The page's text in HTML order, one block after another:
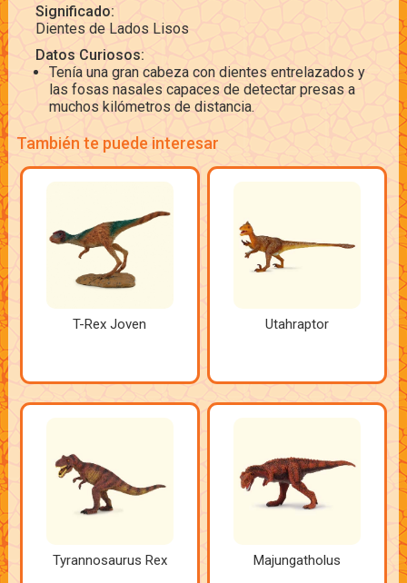
Significado:
Dientes de Lados Lisos
Datos Curiosos:
Tenía una gran cabeza con dientes entrelazados y
las fosas nasales capaces de detectar presas a
muchos kilómetros de distancia.
También te puede interesar
T-Rex Joven Utahraptor
Tyrannosaurus Rex Majungatholus